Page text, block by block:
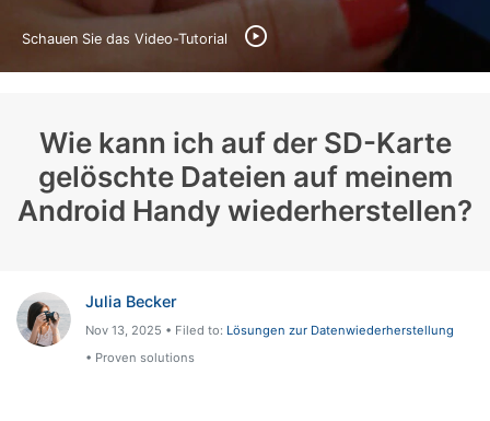
Schauen Sie das Video-Tutorial
Wie kann ich auf der SD-Karte
gelöschte Dateien auf meinem
Android Handy wiederherstellen?
Julia Becker
Nov 13, 2025 • Filed to: Lösungen zur Datenwiederherstellung
• Proven solutions